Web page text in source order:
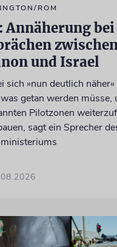
ROM
Annäherung bei
und Israel
sich »nun deutlich
getan werden müsse,
Pilotzonen
sagt ein Sprecher